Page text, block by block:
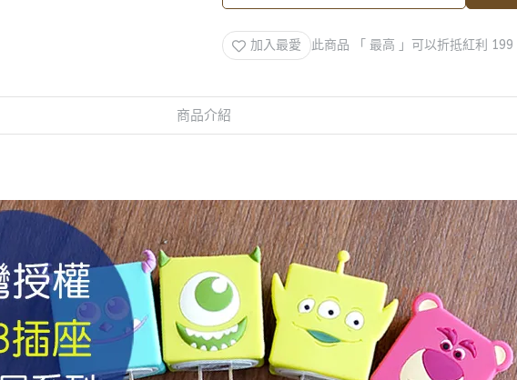
加入最愛 此商品 「 最高 」可以折抵紅利 199
商品介紹